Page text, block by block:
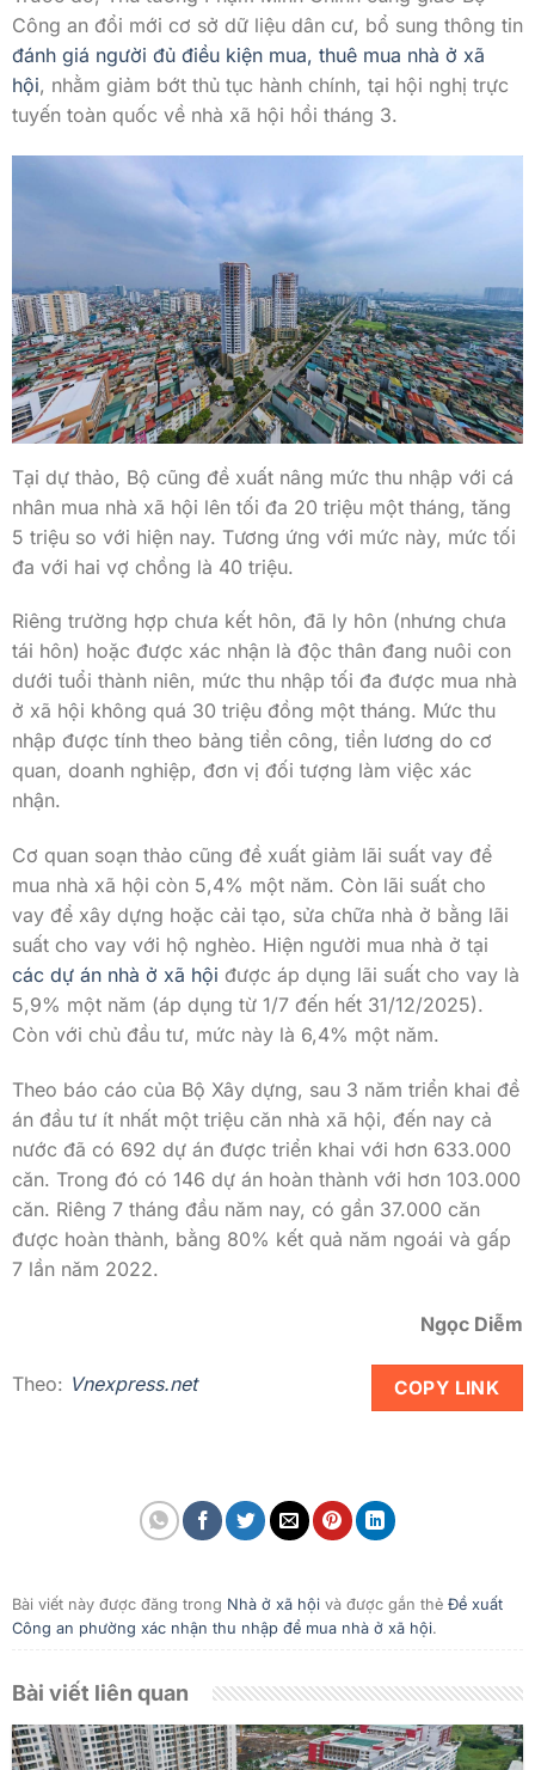
Công an đổi mới cơ sở dữ liệu dân cư, bổ sung thông tin
đánh giá người đủ điều kiện mua, thuê mua nhà ở xã
hội, nhằm giảm bớt thủ tục hành chính, tại hội nghị trực
tuyến toàn quốc về nhà xã hội hồi tháng 3.
Tại dự thảo, Bộ cũng đề xuất nâng mức thu nhập với cá
nhân mua nhà xã hội lên tối đa 20 triệu một tháng, tăng
5 triệu so với hiện nay. Tương ứng với mức này, mức tối
đa với hai vợ chồng là 40 triệu.
Riêng trường hợp chưa kết hôn, đã ly hôn (nhưng chưa
tái hôn) hoặc được xác nhận là độc thân đang nuôi con
dưới tuổi thành niên, mức thu nhập tối đa được mua nhà
ở xã hội không quá 30 triệu đồng một tháng. Mức thu
nhập được tính theo bảng tiền công, tiền lương do cơ
quan, doanh nghiệp, đơn vị đối tượng làm việc xác
nhận.
Cơ quan soạn thảo cũng đề xuất giảm lãi suất vay để
mua nhà xã hội còn 5,4% một năm. Còn lãi suất cho
vay để xây dựng hoặc cải tạo, sửa chữa nhà ở bằng lãi
suất cho vay với hộ nghèo. Hiện người mua nhà ở tại
các dự án nhà ở xã hội được áp dụng lãi suất cho vay là
5,9% một năm (áp dụng từ 1/7 đến hết 31/12/2025).
Còn với chủ đầu tư, mức này là 6,4% một năm.
Theo báo cáo của Bộ Xây dựng, sau 3 năm triển khai đề
án đầu tư ít nhất một triệu căn nhà xã hội, đến nay cả
nước đã có 692 dự án được triển khai với hơn 633.000
căn. Trong đó có 146 dự án hoàn thành với hơn 103.000
căn. Riêng 7 tháng đầu năm nay, có gần 37.000 căn
được hoàn thành, bằng 80% kết quả năm ngoái và gấp
7 lần năm 2022.
Ngọc Diễm
Theo: Vnexpress.net COPY LINK
Bài viết này được đăng trong Nhà ở xã hội và được gắn thẻ Đề xuất
Công an phường xác nhận thu nhập để mua nhà ở xã hội.
Bài viết liên quan